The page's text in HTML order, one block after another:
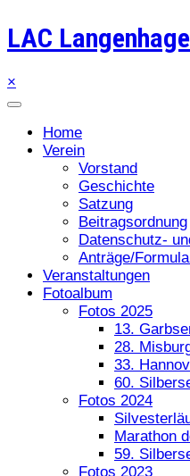
LAC
×
Home
Verein
Vorstand
Geschichte
Satzung
Beitragsordnung
Datenschutz-
Anträge/
Veranstaltungen
Fotoalbum
Fotos 2025
13.
28.
33.
60.
Fotos 2024
Marathon
59.
Fotos 2023